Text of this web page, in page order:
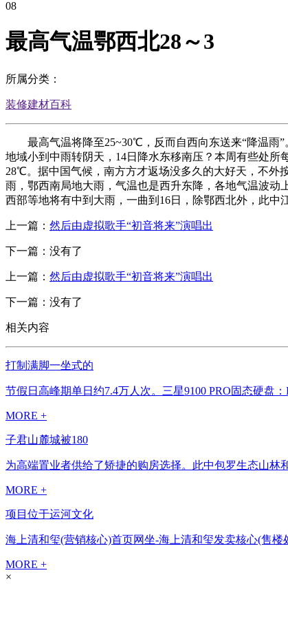
08
最高气温鄂西北28～3
所属分类：
装修建材百科
最高气温将降至25~30℃，反而自西向东送来“降温雨”
地域小到中雨转阴天，14日降水东移南压？本周有些处
28℃。据中国气候，南方方才返场没多久的大好天，不外
雨，鄂西南局地大雨，气温也是西升东降，各地气温波
西部等地将有中到大雨，一曲到16日，除鄂西北外，此
上一篇： 然后由虚拟歌手“初音将来”演唱出
下一篇：没有了
上一篇： 然后由虚拟歌手“初音将来”演唱出
下一篇：没有了
相关内容
打制满脚一坐式的
节假日高峰期单日约7.4万人次。三星9100 PRO固态硬盘
MORE +
子君山麓城被180
为高端置业者供给了矫捷的购房选择。此中包罗生态山林
MORE +
项目位于运河文化
海上清和玺(营销核心)首页网坐-海上清和玺发卖核心(售
MORE +
×